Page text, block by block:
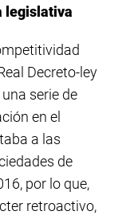
legislativa
Decreto-ley
serie de
en el
a las
de
por lo que,
retroactivo,